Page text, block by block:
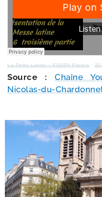
La Porte Latine – FSSPX France ·
Source :
Chaîne
Nicolas-du-